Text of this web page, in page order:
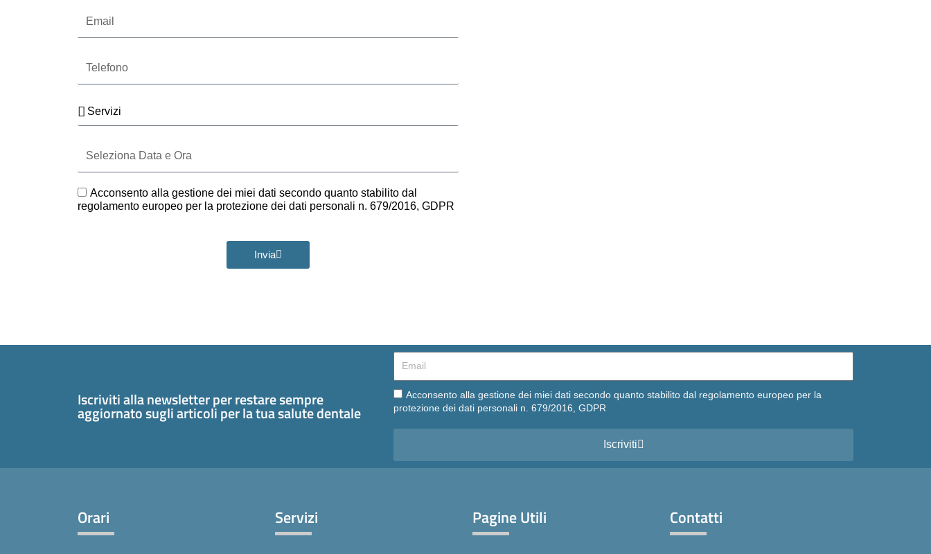
Servizi
Data
e
GDPR
Acconsento alla gestione dei miei dati secondo quanto stabilito dal
regolamento europeo per la protezione dei dati personali n. 679/2016, GDPR
Invia
Iscriviti alla newsletter per restare sempre
aggiornato sugli articoli per la tua salute dentale
Email
Email
Acconsento alla gestione dei miei dati secondo quanto stabilito dal regolamento europeo per la
protezione dei dati personali n. 679/2016, GDPR
Iscriviti
Orari Servizi Pagine Utili Contatti